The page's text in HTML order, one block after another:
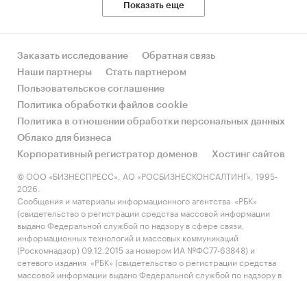
Показать еще
Заказать исследование
Обратная связь
Наши партнеры
Стать партнером
Пользовательское соглашение
Политика обработки файлов cookie
Политика в отношении обработки персональных данных
Облако для бизнеса
Корпоративный регистратор доменов
Хостинг сайтов
© ООО «БИЗНЕСПРЕСС», АО «РОСБИЗНЕСКОНСАЛТИНГ», 1995-
2026.
Сообщения и материалы информационного агентства «РБК»
(свидетельство о регистрации средства массовой информации
выдано Федеральной службой по надзору в сфере связи,
информационных технологий и массовых коммуникаций
(Роскомнадзор) 09.12.2015 за номером ИА №ФС77-63848) и
сетевого издания «РБК» (свидетельство о регистрации средства
массовой информации выдано Федеральной службой по надзору в